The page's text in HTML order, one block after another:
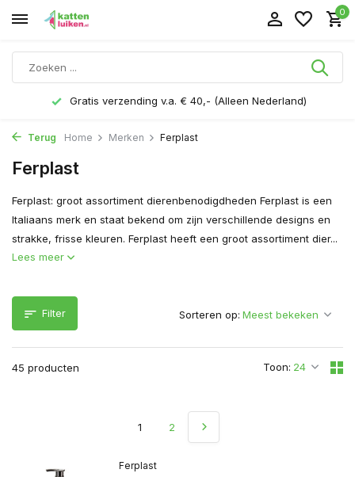
0
Gratis verzending v.a. € 40,- (Alleen Nederland)
Terug Home Merken Ferplast
Ferplast
Ferplast: groot assortiment dierenbenodigdheden Ferplast is een
Italiaans merk en staat bekend om zijn verschillende designs en
strakke, frisse kleuren. Ferplast heeft een groot assortiment dier...
Lees meer
Filter
45 producten Toon:
Sorteren op:
Ferplast
1 2